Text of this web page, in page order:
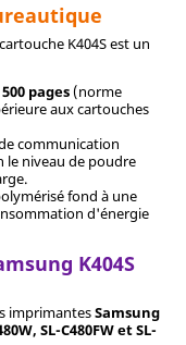
K404S est un
pages(norme
aux cartouches
communication
le niveau de poudre
fond à une
d'énergie
K404S
imprimantesSamsung
SL-C480FW et SL-